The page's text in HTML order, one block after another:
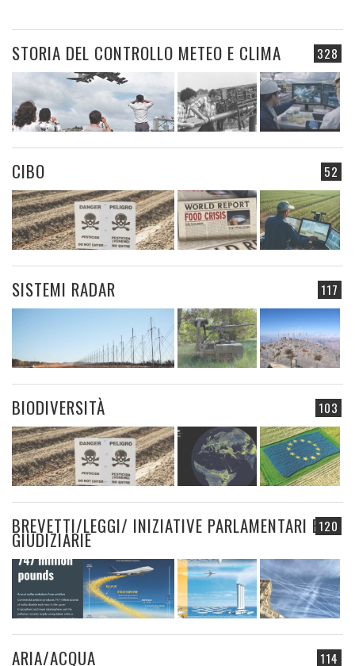
328
STORIA DEL CONTROLLO METEO E CLIMA
52
CIBO
117
SISTEMI RADAR
103
BIODIVERSITÀ
120
BREVETTI/LEGGI/ INIZIATIVE PARLAMENTARI E
GIUDIZIARIE
114
ARIA/ACQUA